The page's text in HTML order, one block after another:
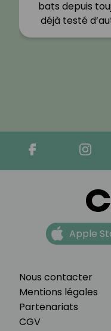
bats depuis
déjà testé
Nous contacter
Mentions légales
Partenariats
CGV
Apple